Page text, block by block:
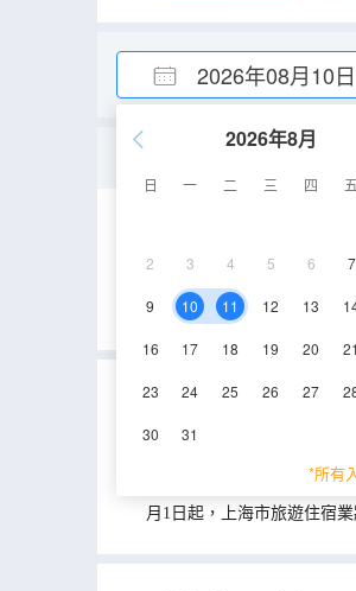
2026年08月10日
2026年8月
日 一 二 三 四 五
2 3 4 5 6 7
9 10 11 12 13
16 17 18 19 20 21
23 24 25 26 27
30 31
*所有
重要資訊
為貫徹落實《上海市生活
月1日起，上海市旅遊住宿